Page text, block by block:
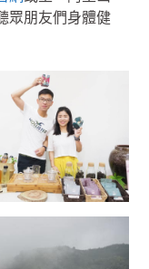
眾朋友們身體健